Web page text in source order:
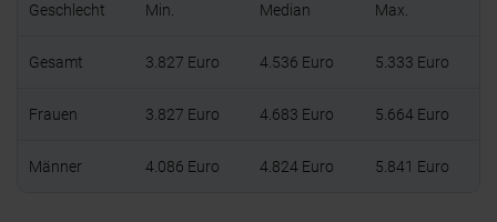
Geschlecht Min. Median Max.
Gesamt 3.827 Euro 4.536 Euro 5.333 Euro
Frauen 3.827 Euro 4.683 Euro 5.664 Euro
Männer 4.086 Euro 4.824 Euro 5.841 Euro